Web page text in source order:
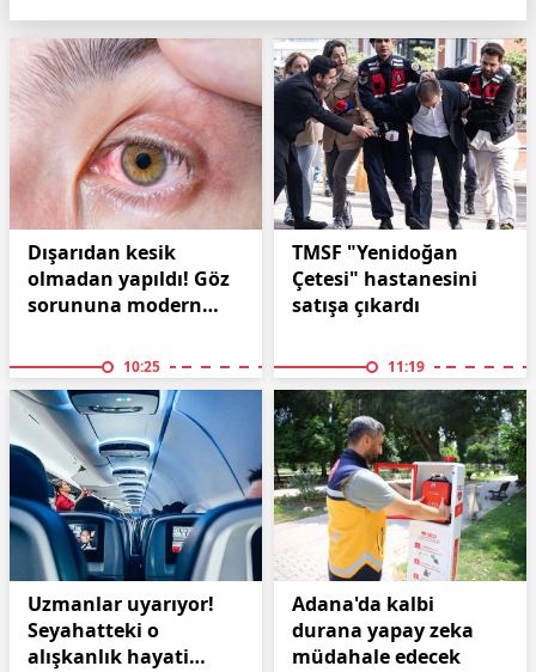
Dışarıdan kesik
olmadan yapıldı! Göz
sorununa modern
10:25
TMSF "Yenidoğan
Çetesi" hastanesini
satışa çıkardı
11:19
Uzmanlar uyarıyor!
Seyahatteki o
alışkanlık hayati
Adana'da kalbi
durana yapay zeka
müdahale edecek